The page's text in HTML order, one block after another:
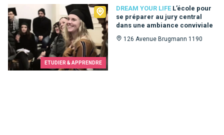
ETUDIER & APPRENDRE
DREAM YOUR LIFE L’école pour
se préparer au jury central
dans une ambiance conviviale
126 Avenue Brugmann 1190
Dream Your Life